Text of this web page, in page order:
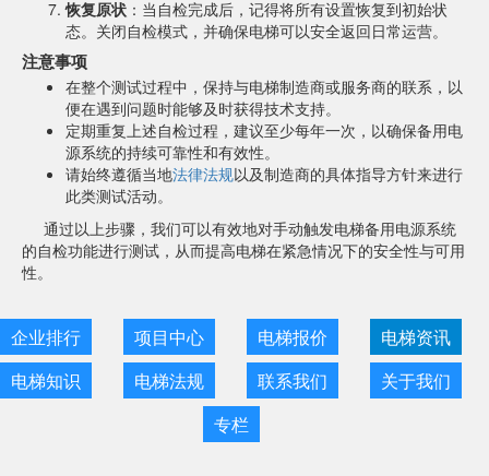
恢复原状 ：当自检完成后，记得将所有设置恢复到初始状
态。关闭自检模式，并确保电梯可以安全返回日常运营。
注意事项
在整个测试过程中，保持与电梯制造商或服务商的联系，以
便在遇到问题时能够及时获得技术支持。
定期重复上述自检过程，建议至少每年一次，以确保备用电
源系统的持续可靠性和有效性。
请始终遵循当地法律法规以及制造商的具体指导方针来进行
此类测试活动。
通过以上步骤，我们可以有效地对手动触发电梯备用电源系统
的自检功能进行测试，从而提高电梯在紧急情况下的安全性与可用
性。
企业排行 项目中心 电梯报价
电梯资讯
电梯知识
电梯法规 联系我们
关于我们
专栏